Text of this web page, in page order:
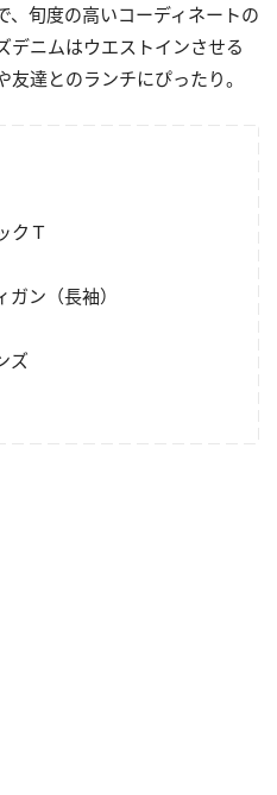
、旬度の高いコーディネートの
デニムはウエストインさせる
達とのランチにぴったり。
クＴ
ン（長袖）
ズ